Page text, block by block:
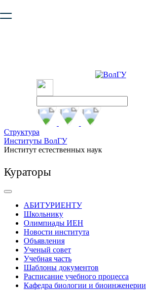
безопасную работу с сайтом. Пожалуйста
Структура
Институты ВолГУ
Институт естественных наук
Кураторы
АБИТУРИЕНТУ
Школьнику
Олимпиады ИЕН
Новости института
Объявления
Ученый совет
Учебная часть
Шаблоны документов
Расписание учебного процесса
Кафедра биологии и биоинженерии